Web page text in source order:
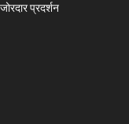
प्रदर्शन